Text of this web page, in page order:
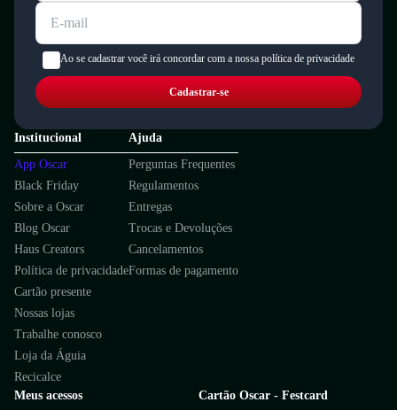
Ao se cadastrar você irá concordar com a nossa política de privacidade
Cadastrar-se
Institucional
App Oscar
Black Friday
Sobre a Oscar
Blog Oscar
Haus Creators
Política de privacidade
Cartão presente
Nossas lojas
Trabalhe conosco
Loja da Águia
Recicalce
Ajuda
Perguntas Frequentes
Regulamentos
Entregas
Trocas e Devoluções
Cancelamentos
Formas de pagamento
Meus acessos
Cartão Oscar - Festcard